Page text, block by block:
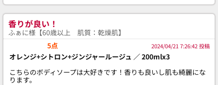
香りが良い！
ふぁに様【60歳以上 肌質：乾燥肌】
5点
2024/04/21 7:26:42 投稿
オレンジ+シトロン+ジンジャールージュ ／ 200mlx3
こちらのボディソープは大好きです！香りも良いし肌も綺麗にな
ります。